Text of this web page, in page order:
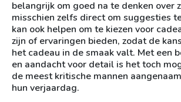
belangrijk om goed na te denken over
misschien zelfs direct om suggesties
kan ook helpen om te kiezen voor
zijn of ervaringen bieden, zodat de
het cadeau in de smaak valt. Met een
en aandacht voor detail is het toch
de meest kritische mannen
hun verjaardag.